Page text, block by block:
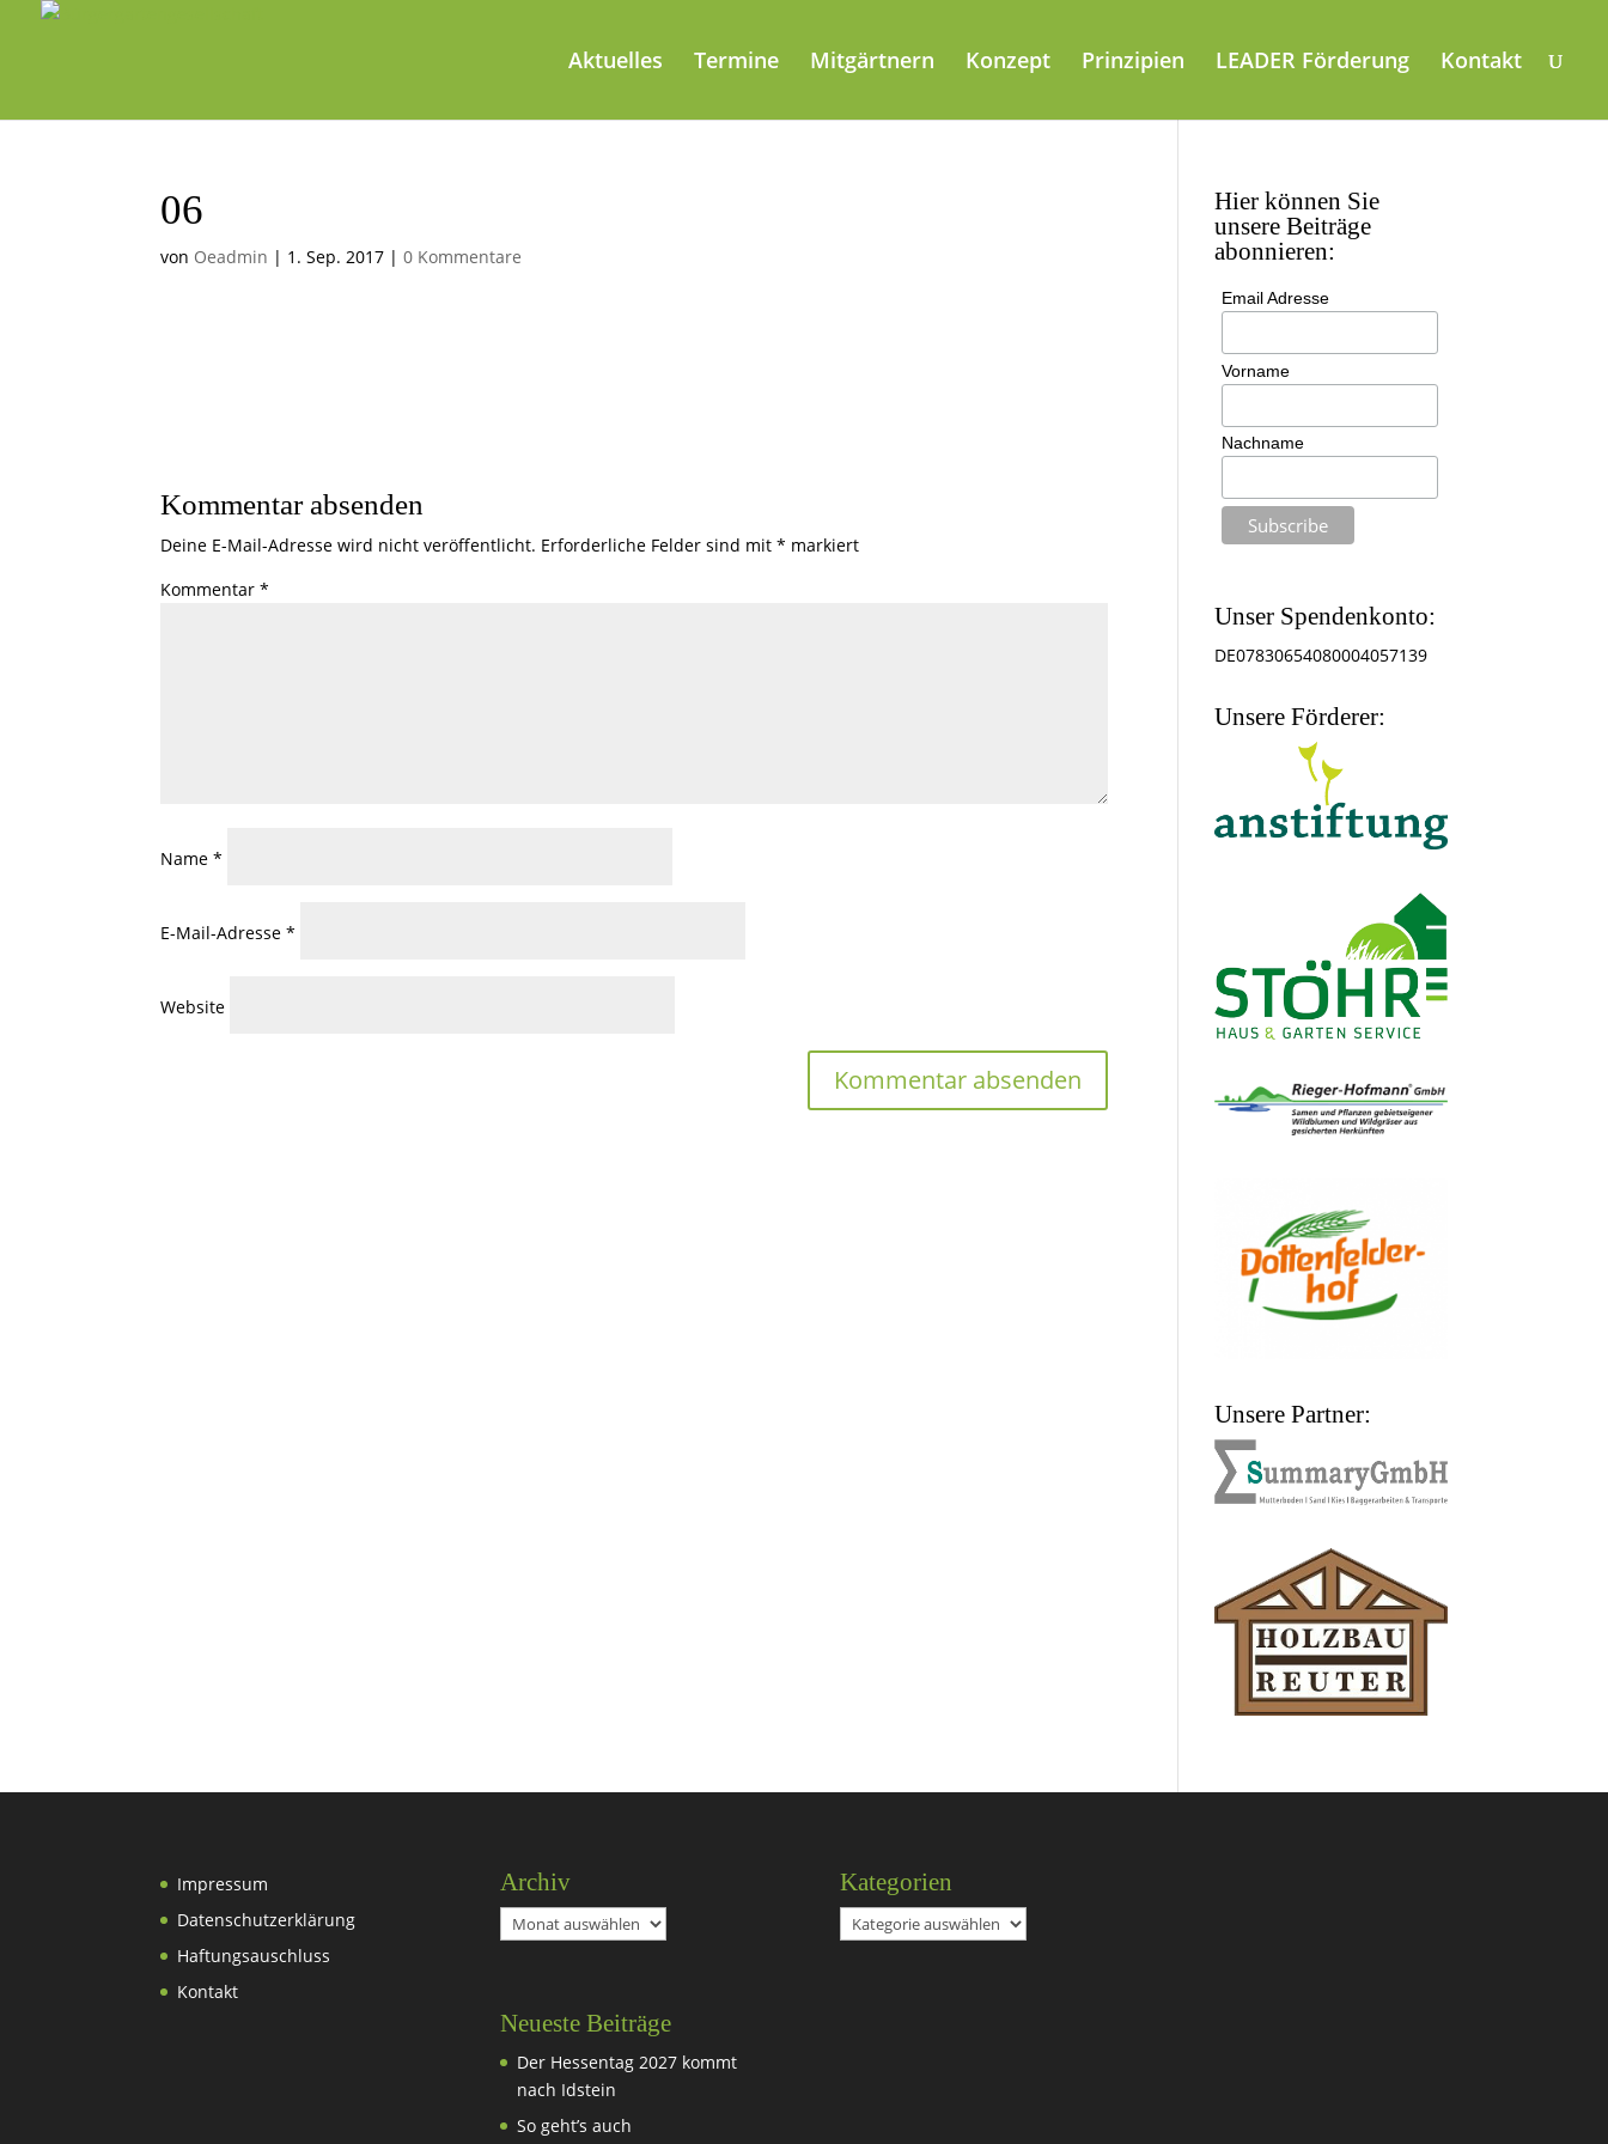
Aktuelles Termine Mitgärtnern Konzept Prinzipien LEADER Förderung Kontakt
06
von Oeadmin | 1. Sep. 2017 |0 Kommentare
Kommentar absenden
Deine E-Mail-Adresse wird nicht veröffentlicht. Erforderliche Felder sind mit* markiert
Kommentar*
Name*
E-Mail-Adresse*
Website
Hier können Sie
unsere Beiträge
abonnieren:
Email Adresse
Vorname
Nachname
Unser Spendenkonto:
DE07830654080004057139
Unsere Förderer:
Unsere Partner:
Impressum
Datenschutzerklärung
Haftungsauschluss
Kontakt
Archiv
Archiv
Neueste Beiträge
Der Hessentag 2027 kommt
nach Idstein
So geht’s auch
Kategorien
Kategorien